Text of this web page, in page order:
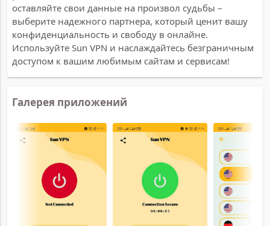
оставляйте свои данные на произвол судьбы –
выберите надежного партнера, который ценит вашу
конфиденциальность и свободу в онлайне.
Используйте Sun VPN и наслаждайтесь безграничным
доступом к вашим любимым сайтам и сервисам!
Галерея приложений